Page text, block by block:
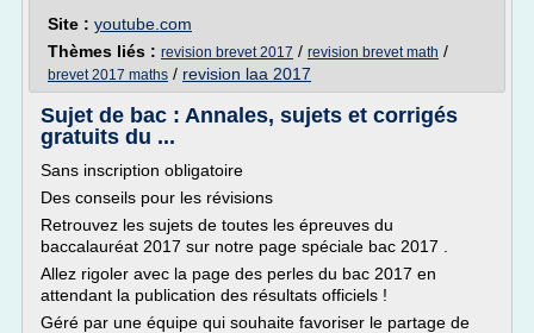
Site : youtube.com
Thèmes liés : revision brevet 2017 / revision brevet math /
brevet 2017 maths / revision laa 2017
Sujet de bac : Annales, sujets et corrigés
gratuits du ...
Sans inscription obligatoire
Des conseils pour les révisions
Retrouvez les sujets de toutes les épreuves du
baccalauréat 2017 sur notre page spéciale bac 2017 .
Allez rigoler avec la page des perles du bac 2017 en
attendant la publication des résultats officiels !
Géré par une équipe qui souhaite favoriser le partage de